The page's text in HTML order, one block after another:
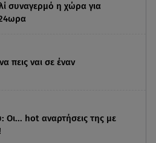
συναγερμό η χώρα για
πεις ναι σε έναν
Οι... hot αναρτήσεις της με